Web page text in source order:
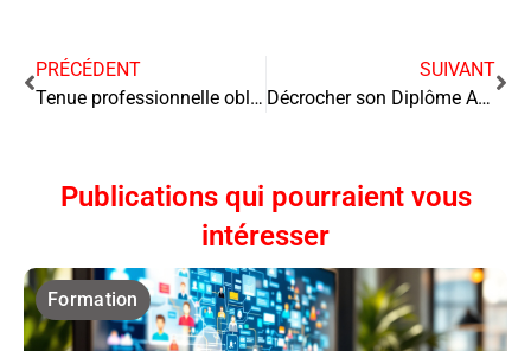
PRÉCÉDENT
Tenue professionnelle obligatoire : les enjeux et conseils pour s’y adapter
SUIVANT
Décrocher son Diplôme Assistant De Vie aux Familles (ADVF) : un métier d’avenir
Publications qui pourraient vous
intéresser
Formation